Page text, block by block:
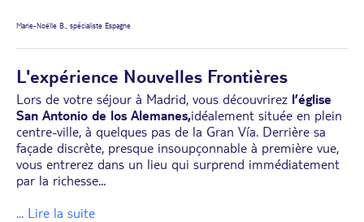
Marie-Noëlle B., spécialiste Espagne
L'expérience Nouvelles Frontières
Lors de votre séjour à Madrid, vous découvrirez l’église
San Antonio de los Alemanes,idéalement située en plein
centre-ville, à quelques pas de la Gran Vía. Derrière sa
façade discrète, presque insoupçonnable à première vue,
vous entrerez dans un lieu qui surprend immédiatement
par la richesse...
... Lire la suite